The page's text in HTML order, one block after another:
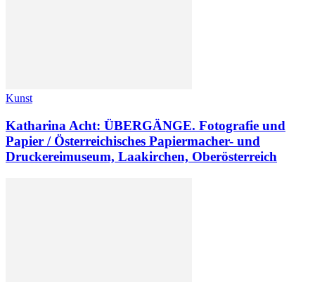
Kunst
Katharina Acht: ÜBERGÄNGE. Fotografie und
Papier / Österreichisches Papiermacher- und
Druckereimuseum, Laakirchen, Oberösterreich